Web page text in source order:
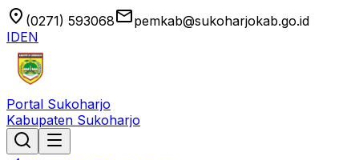
location_on (0271) 593068emailpemkab@sukoharjokab.go.id
IDEN
Portal Sukoharjo
Kabupaten Sukoharjo